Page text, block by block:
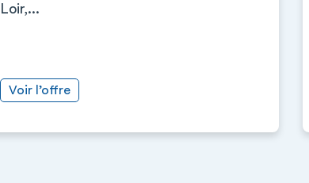
Loir,...
Voir l’offre